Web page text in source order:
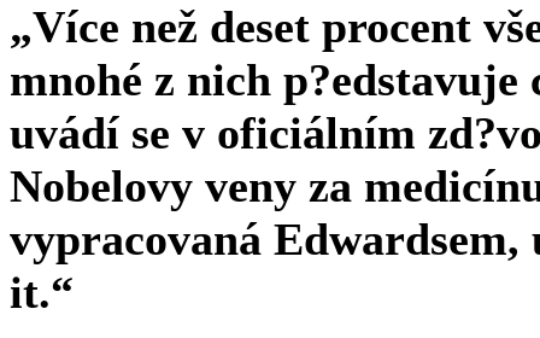
„Více než deset procent
mnohé z nich
uvádí se v oficiálním
Nobelovy veny za
vypracovaná
it.“